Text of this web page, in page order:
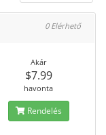
0 Elérhető
Akár
$7.99
havonta
Rendelés